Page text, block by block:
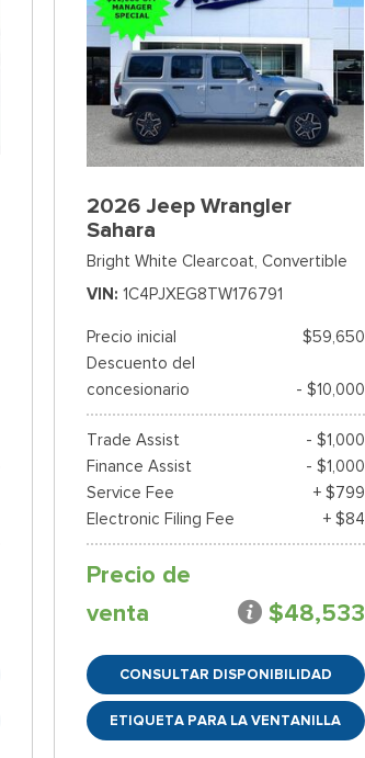
2026 Jeep Wrangler
Sahara
Bright White Clearcoat, Convertible
VIN 1C4PJXEG8TW176791
Precio inicial
$59,650
Descuento del
concesionario
- $10,000
Trade Assist
- $1,000
Finance Assist
- $1,000
Service Fee
+ $799
Electronic Filing Fee
+ $84
Precio de
venta
$48,533
CONSULTAR DISPONIBILIDAD
ETIQUETA PARA LA VENTANILLA